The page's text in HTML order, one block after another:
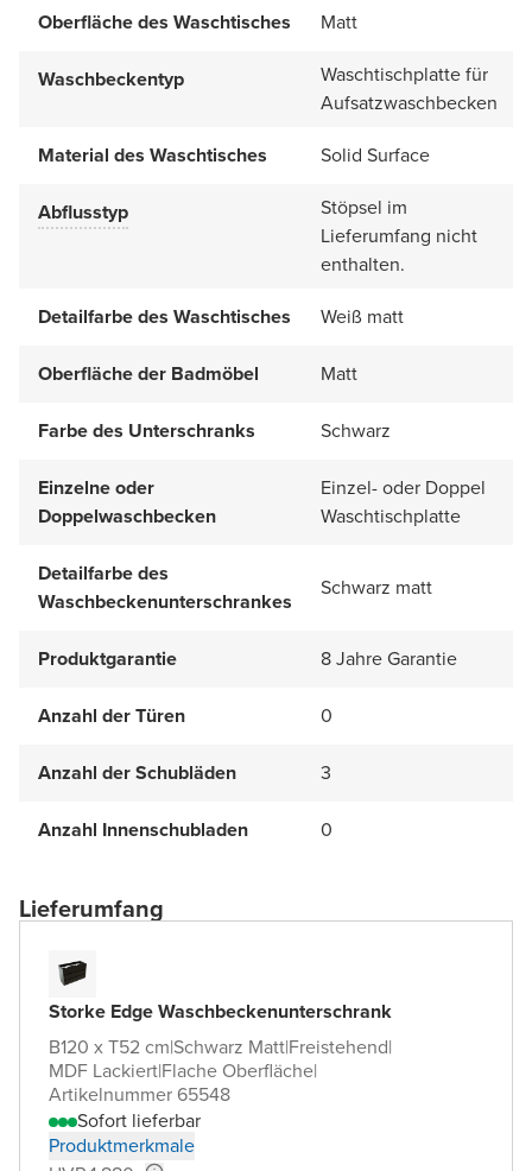
Oberfläche des Waschtisches Matt
Waschbeckentyp
Waschtischplatte für
Aufsatzwaschbecken
Material des Waschtisches
Solid Surface
Abflusstyp
Stöpsel im
Lieferumfang nicht
enthalten.
Detailfarbe des Waschtisches
Weiß matt
Oberfläche der Badmöbel Matt
Farbe des Unterschranks Schwarz
Einzelne oder
Doppelwaschbecken
Einzel- oder Doppel
Waschtischplatte
Detailfarbe des
Waschbeckenunterschrankes
Schwarz matt
Produktgarantie 8 Jahre Garantie
Anzahl der Türen 0
Anzahl der Schubläden 3
Anzahl Innenschubladen 0
Lieferumfang
Storke Edge Waschbeckenunterschrank
B120 x T52 cm|Schwarz Matt|Freistehend|
MDF Lackiert|Flache Oberfläche|
Artikelnummer 65548
Sofort lieferbar
Produktmerkmale